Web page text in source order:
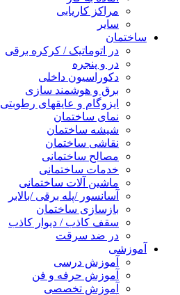
مراکز کاریابی
سایر
ساختمان
در اتوماتیک / کرکره برقی
در و پنجره
دکوراسیون داخلی
برق و هوشمند سازی
ایزوگام و عایقهای رطوبتی
نمای ساختمان
شیشه ساختمان
نقاشی ساختمان
مصالح ساختمانی
خدمات ساختمانی
ماشین آلات ساختمانی
آسانسور /پله برقی /بالابر
بازسازی ساختمان
سقف کاذب / دیوار کاذب
در ضد سرقت
آموزشی
آموزش درسی
آموزش حرفه و فن
آموزش تخصصی